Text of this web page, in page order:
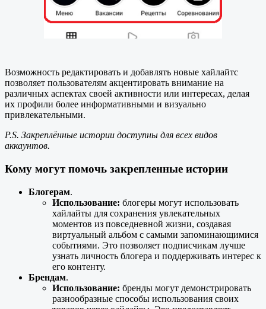
Возможность редактировать и добавлять новые хайлайтс
позволяет пользователям акцентировать внимание на
различных аспектах своей активности или интересах, делая
их профили более информативными и визуально
привлекательными.
P.S. Закреплённые истории доступны для всех видов
аккаунтов.
Кому могут помочь закрепленные истории
Блогерам.
Использование: блогеры могут использовать
хайлайты для сохранения увлекательных
моментов из повседневной жизни, создавая
виртуальный альбом с самыми запоминающимися
событиями. Это позволяет подписчикам лучше
узнать личность блогера и поддерживать интерес к
его контенту.
Брендам.
Использование: бренды могут демонстрировать
разнообразные способы использования своих